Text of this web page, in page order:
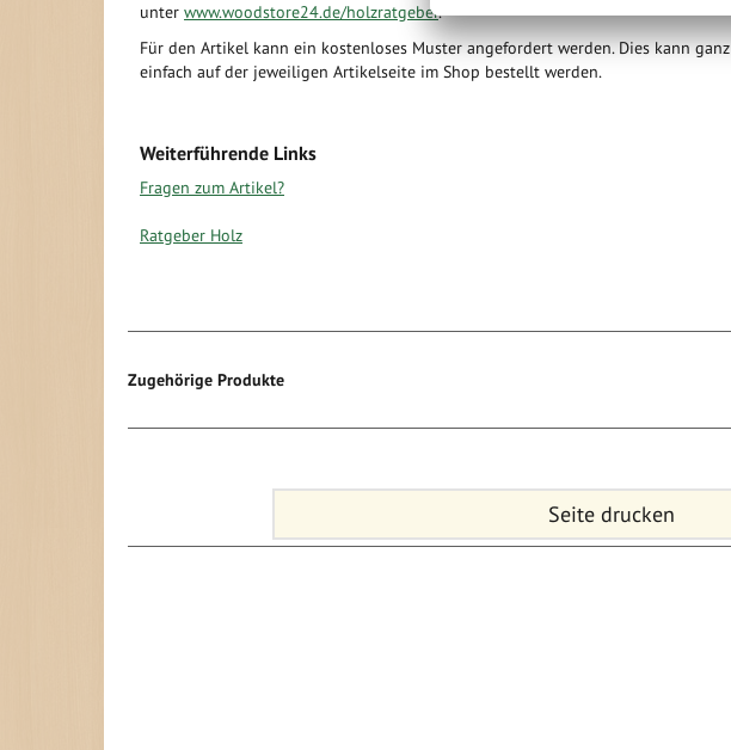
unter www.woodstore24.de/holzratgeber.
Für den Artikel kann ein kostenloses Muster angefordert werden. Dies kann ganz
einfach auf der jeweiligen Artikelseite im Shop bestellt werden.
Weiterführende Links
Fragen zum Artikel?
Ratgeber Holz
Zugehörige Produkte
Seite drucken